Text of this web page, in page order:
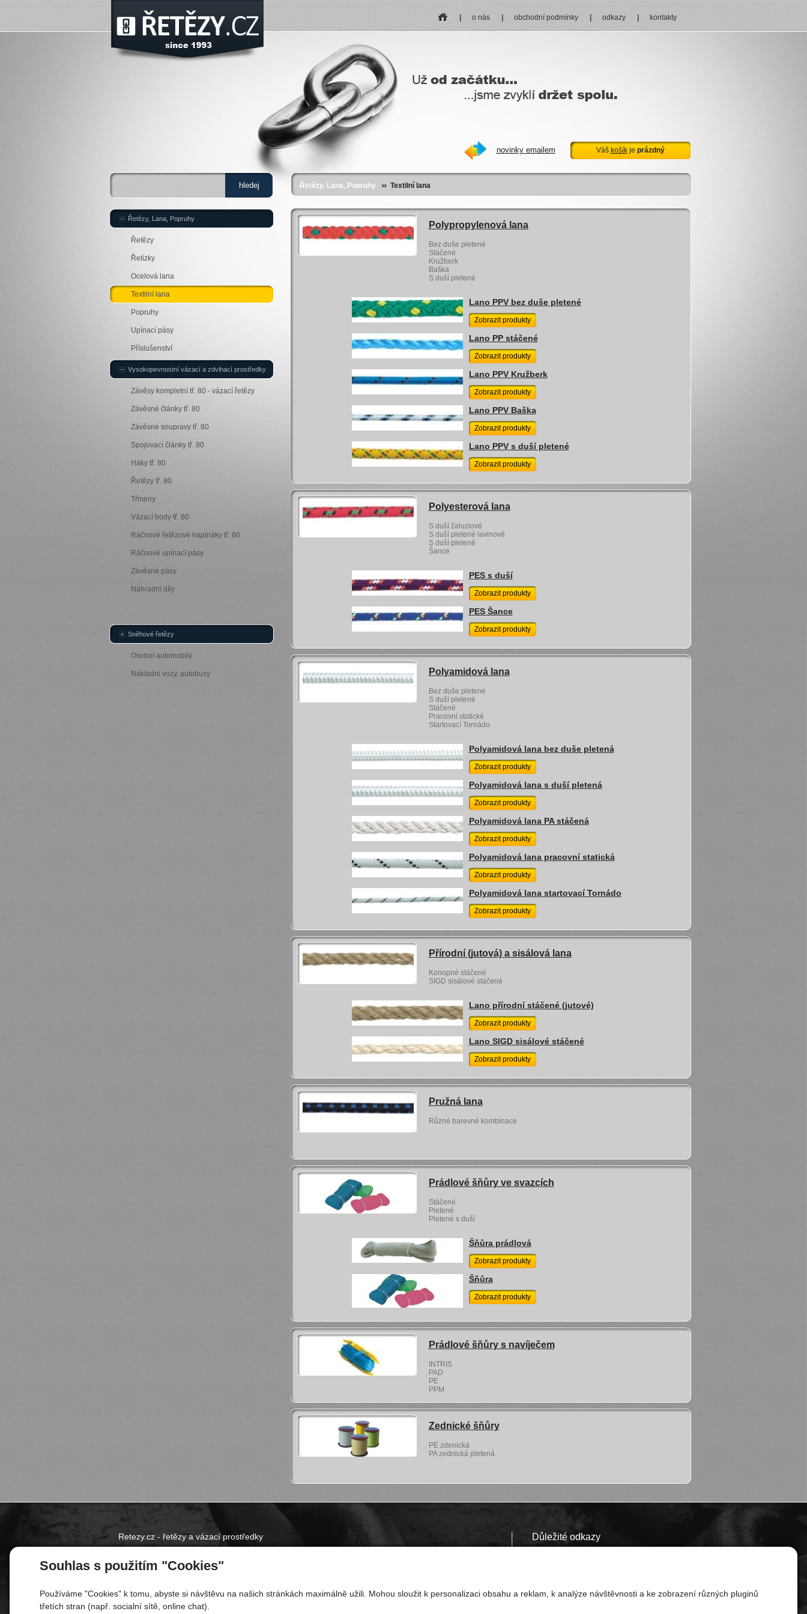
Souhlas s použitím "Cookies"
Používáme "Cookies" k tomu, abyste si návštěvu na našich stránkách maximálně užili. Mohou sloužit k personalizaci obsahu a reklam, k analýze návštěvnosti a ke zobrazení různých pluginů
třetích stran (např. socialní sítě, online chat).
o nás obchodní podmínky odkazy kontakty
novinky emailem Váš košíkje prázdný
Řetězy, Lana, Popruhy Textilní lana
Polypropylenová lana
Bez duše pletené
Stáčené
Kružberk
Baška
S duší pletené
Lano PPV bez duše pletené
Zobrazit produkty
Lano PP stáčené
Zobrazit produkty
Lano PPV Kružberk
Zobrazit produkty
Lano PPV Baška
Zobrazit produkty
Lano PPV s duší pletené
Zobrazit produkty
Polyesterová lana
S duší žaluziové
S duší pletené lavinové
S duší pletené
Šance
PES s duší
Zobrazit produkty
PES Šance
Zobrazit produkty
Polyamidová lana
Bez duše pletené
S duší pletené
Stáčené
Pracovní statické
Startovací Tornádo
Polyamidová lana bez duše pletená
Zobrazit produkty
Polyamidová lana s duší pletená
Zobrazit produkty
Polyamidová lana PA stáčená
Zobrazit produkty
Polyamidová lana pracovní statická
Zobrazit produkty
Polyamidová lana startovací Tornádo
Zobrazit produkty
Přírodní (jutová) a sisálová lana
Konopné stáčené
SIGD sisálové stáčené
Lano přírodní stáčené (jutové)
Zobrazit produkty
Lano SIGD sisálové stáčené
Zobrazit produkty
Pružná lana
Různé barevné kombinace
Prádlové šňůry ve svazcích
Stáčené
Pletené
Pletené s duší
Šňůra prádlová
Zobrazit produkty
Šňůra
Zobrazit produkty
Prádlové šňůry s navíječem
INTRIS
PAD
PE
PPM
Zednické šňůry
PE zdenická
PA zednická pletená
Řetězy, Lana, Popruhy
Řetězy
Řetízky
Ocelová lana
Textilní lana
Popruhy
Upínací pásy
Příslušenství
Vysokopevnostní vázací a zdvihací prostředky
Závěsy kompletní tř. 80 - vázací řetězy
Závěsné články tř. 80
Závěsné soupravy tř. 80
Spojovací články tř. 80
Háky tř. 80
Řetězy tř. 80
Třmeny
Vázací body tř. 80
Ráčnové řetězové napínáky tř. 80
Ráčnové upínací pásy
Závěsné pásy
Náhradní díly
Sněhové řetězy
Osobní automobily
Nákladní vozy, autobusy
Retezy.cz - řetězy a vázací prostředky
Pro naše zákazníky zajišťujeme řetězy a vázací prostředky (např. sněhové řetězy, textilní a ocelová lana či upínací
Sídlíme v Praze, dodáváme však do celé ČR i na Slovensko.
Důležité odkazy
Zásady ochrany osobních údajů